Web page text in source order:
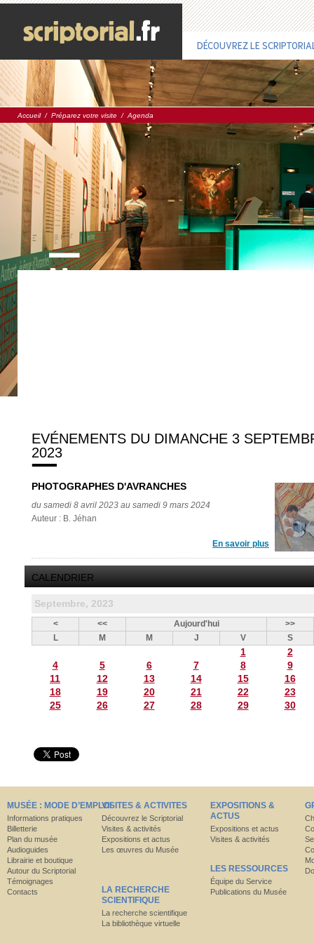
DÉCOUVREZ LE
Accueil/ Préparez votre visite / Agenda
EVÉNEMENTS DU DIMANCHE 3
2023
PHOTOGRAPHES D'AVRANCHES
du samedi 8 avril 2023 au samedi 9 mars 2024
Auteur : B. Jéhan
En savoir plus
CALENDRIER
Septembre, 2023
< << Aujourd'hui
>>
L
M M J V S
1
2
4
5 6 7 8
9
11
12 13 14 15
16
18
19 20 21 22
23
25
26 27 28 29 30
MUSÉE : MODE D’EMPLOI
Informations pratiques
Billetterie
Plan du musée
Audioguides
Librairie et boutique
Autour du Scriptorial
Témoignages
Contacts
VISITES & ACTIVITES
Découvrez le Scriptorial
Visites & activités
Expositions et actus
Les œuvres du Musée
LA RECHERCHE
SCIENTIFIQUE
La recherche scientifique
La bibliothèque virtuelle
EXPOSITIONS &
ACTUS
Expositions et actus
Visites & activités
LES RESSOURCES
Équipe du Service
Publications du Musée